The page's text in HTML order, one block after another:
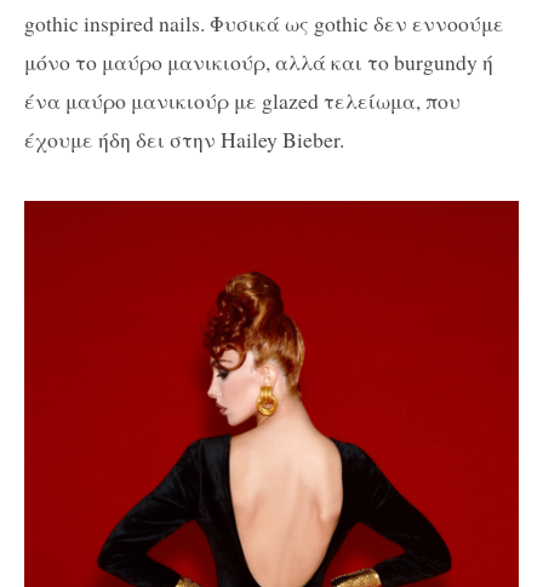
gothic inspired nails. Φυσικά ως gothic δεν εννοούμε
μόνο το μαύρο μανικιούρ, αλλά και το burgundy ή
ένα μαύρο μανικιούρ με glazed τελείωμα, που
έχουμε ήδη δει στην Hailey Bieber.